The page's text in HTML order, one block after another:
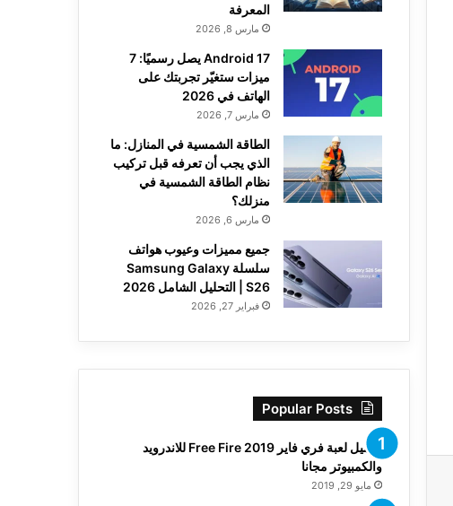
المعرفة
مارس 8, 2026
Android 17 يصل رسميًا: 7
ميزات ستغيّر تجربتك على
الهاتف في 2026
مارس 7, 2026
الطاقة الشمسية في المنازل: ما
الذي يجب أن تعرفه قبل تركيب
نظام الطاقة الشمسية في
منزلك؟
مارس 6, 2026
جميع مميزات وعيوب هواتف
سلسلة Samsung Galaxy
S26 | التحليل الشامل 2026
فبراير 27, 2026
Popular Posts
تحميل لعبة فري فاير Free Fire 2019 للاندرويد
والكمبيوتر مجانا
مايو 29, 2019